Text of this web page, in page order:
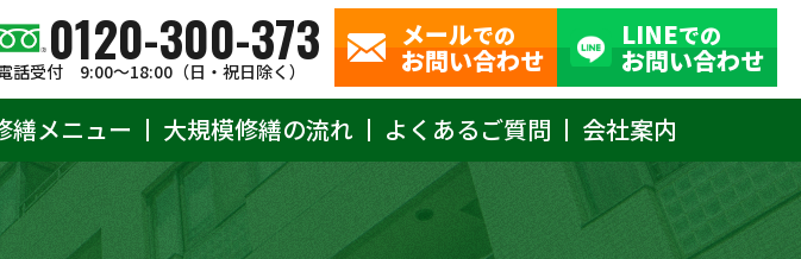
0120-300-373
話受付 9:00〜18:00（日・祝日除く）
メールでの
お問い合わせ
LINEでの
お問い合わせ
繕メニュー 大規模修繕の流れ よくあるご質問 会社案内